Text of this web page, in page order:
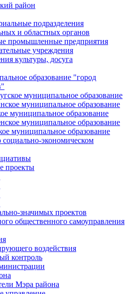
район
подразделения
и областных органов
промышленные предприятия
учреждения
культуры, досуга
образование "город
муниципальное образование
муниципальное образование
муниципальное образование
муниципальное образование
муниципальное образование
экономическом
проекты
значимых проектов
общественного самоуправления
воздействия
контроль
Мэра района